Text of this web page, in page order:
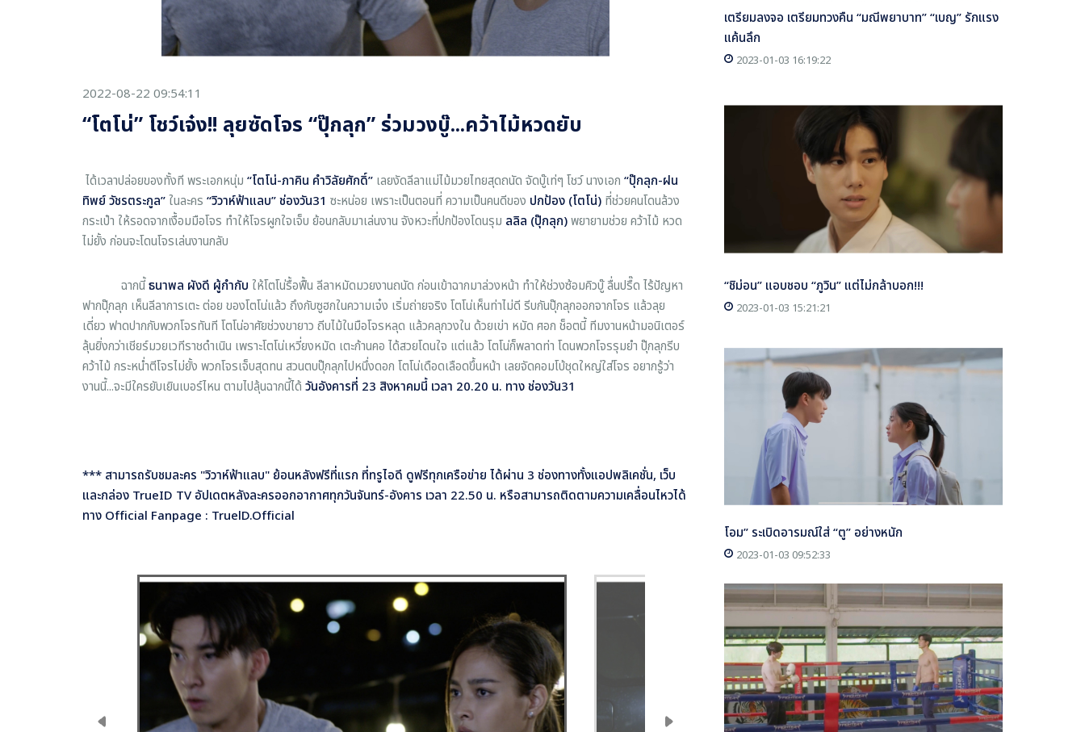
2022-08-22 09:54:11
“โตโน่” โชว์เจ๋ง!! ลุยซัดโจร “ปุ๊กลุก” ร่วมวงบู๊...คว้าไม้หวดยับ
ได้เวลาปล่อยของทั้งที พระเอกหนุ่ม “โตโน่-ภาคิน คำวิลัยศักดิ์” เลยงัดลีลาแม่ไม้มวยไทยสุดถนัด จัดบู๊เท่ๆ โชว์ นางเอก “ปุ๊กลุก-ฝน
ทิพย์ วัชรตระกูล”ในละคร “วิวาห์ฟ้าแลบ” ช่องวัน31 ซะหน่อย เพราะเป็นตอนที่ ความเป็นคนดีของ ปกป้อง (โตโน่) ที่ช่วยคนโดนล้วง
กระเป๋า ให้รอดจากเงื้อมมือโจร ทำให้โจรผูกใจเจ็บ ย้อนกลับมาเล่นงาน จังหวะที่ปกป้องโดนรุม ลลิล (ปุ๊กลุก)พยายามช่วย คว้าไม้ หวด
ไม่ยั้ง ก่อนจะโดนโจรเล่นงานกลับ
ฉากนี้ธนาพล ผังดี ผู้กำกับ ให้โตโน่รื้อฟื้น ลีลาหมัดมวยงานถนัด ก่อนเข้าฉากมาล่วงหน้า ทำให้ช่วงซ้อมคิวบู๊ ลื่นปรื๊ด ไร้ปัญหา
ฟากปุ๊กลุก เห็นลีลาการเตะ ต่อย ของโตโน่แล้ว ถึงกับซูฮกในความเจ๋ง เริ่มถ่ายจริง โตโน่เห็นท่าไม่ดี รีบกันปุ๊กลุกออกจากโจร แล้วลุย
เดี่ยว ฟาดปากกับพวกโจรทันที โตโน่อาศัยช่วงขายาว ถีบไม้ในมือโจรหลุด แล้วคลุกวงใน ด้วยเข่า หมัด ศอก ช็อตนี้ ทีมงานหน้ามอนิเตอร์
ลุ้นยิ่งกว่าเชียร์มวยเวทีราชดำเนิน เพราะโตโน่เหวี่ยงหมัด เตะก้านคอ ได้สวยโดนใจ แต่แล้ว โตโน่ก็พลาดท่า โดนพวกโจรรุมยำ ปุ๊กลุกรีบ
คว้าไม้ กระหน่ำตีโจรไม่ยั้ง พวกโจรเจ็บสุดทน สวนตบปุ๊กลุกไปหนึ่งดอก โตโน่เดือดเลือดขึ้นหน้า เลยจัดคอมโบ้ชุดใหญ่ใส่โจร อยากรู้ว่า
งานนี้...จะมีใครยับเยินเบอร์ไหน ตามไปลุ้นฉากนี้ได้ วันอังคารที่ 23 สิงหาคมนี้ เวลา 20.20 น. ทาง ช่องวัน31
*** สามารถรับชมละคร "วิวาห์ฟ้าแลบ" ย้อนหลังฟรีที่แรก ที่ทรูไอดี ดูฟรีทุกเครือข่าย ได้ผ่าน 3 ช่องทางทั้งแอปพลิเคชั่น, เว็บ
และกล่อง TrueID TV อัปเดตหลังละครออกอากาศทุกวันจันทร์-อังคาร เวลา 22.50 น. หรือสามารถติดตามความเคลื่อนไหวได้
ทาง Official Fanpage : TruelD.Official
เตรียมลงจอ เตรียมทวงคืน “มณีพยาบาท” “เบญ” รักแรง
แค้นลึก
2023-01-03 16:19:22
“ชิม่อน” แอบชอบ “ภูวิน” แต่ไม่กล้าบอก!!!
2023-01-03 15:21:21
โอม” ระเบิดอารมณ์ใส่ “ตู” อย่างหนัก
2023-01-03 09:52:33